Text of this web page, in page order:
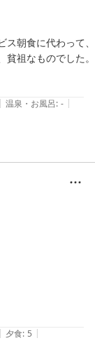
朝食に代わって、
祖なものでした。
| 温泉・お風呂: - |
る。
。
| 夕食: 5 |